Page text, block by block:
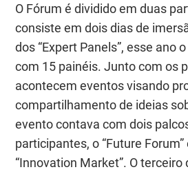
O Fórum é dividido em duas
consiste em dois dias de
dos “Expert Panels”, esse ano
com 15 painéis. Junto com os
acontecem eventos visando
compartilhamento de ideias
evento contava com dois
participantes, o “Future Forum
“Innovation Market”. O terceiro